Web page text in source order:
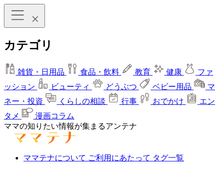
カテゴリ
雑貨・日用品 食品・飲料 教育 健康
ファ
ッション
ビューティ どうぶつ ベビー用品
マ
ネー・投資
くらしの相談 行事 おでかけ
エン
タメ
漫画コラム
ママの知りたい情報が集まるアンテナ
ママテナについて ご利用にあたって タグ一覧